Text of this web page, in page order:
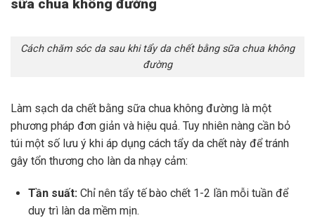
sữa chua không đường
Cách chăm sóc da sau khi tẩy da chết bằng sữa chua không
đường
Làm sạch da chết bằng sữa chua không đường là một
phương pháp đơn giản và hiệu quả. Tuy nhiên nàng cần bỏ
túi một số lưu ý khi áp dụng cách tẩy da chết này để tránh
gây tổn thương cho làn da nhạy cảm:
Tần suất: Chỉ nên tẩy tế bào chết 1-2 lần mỗi tuần để
duy trì làn da mềm mịn.